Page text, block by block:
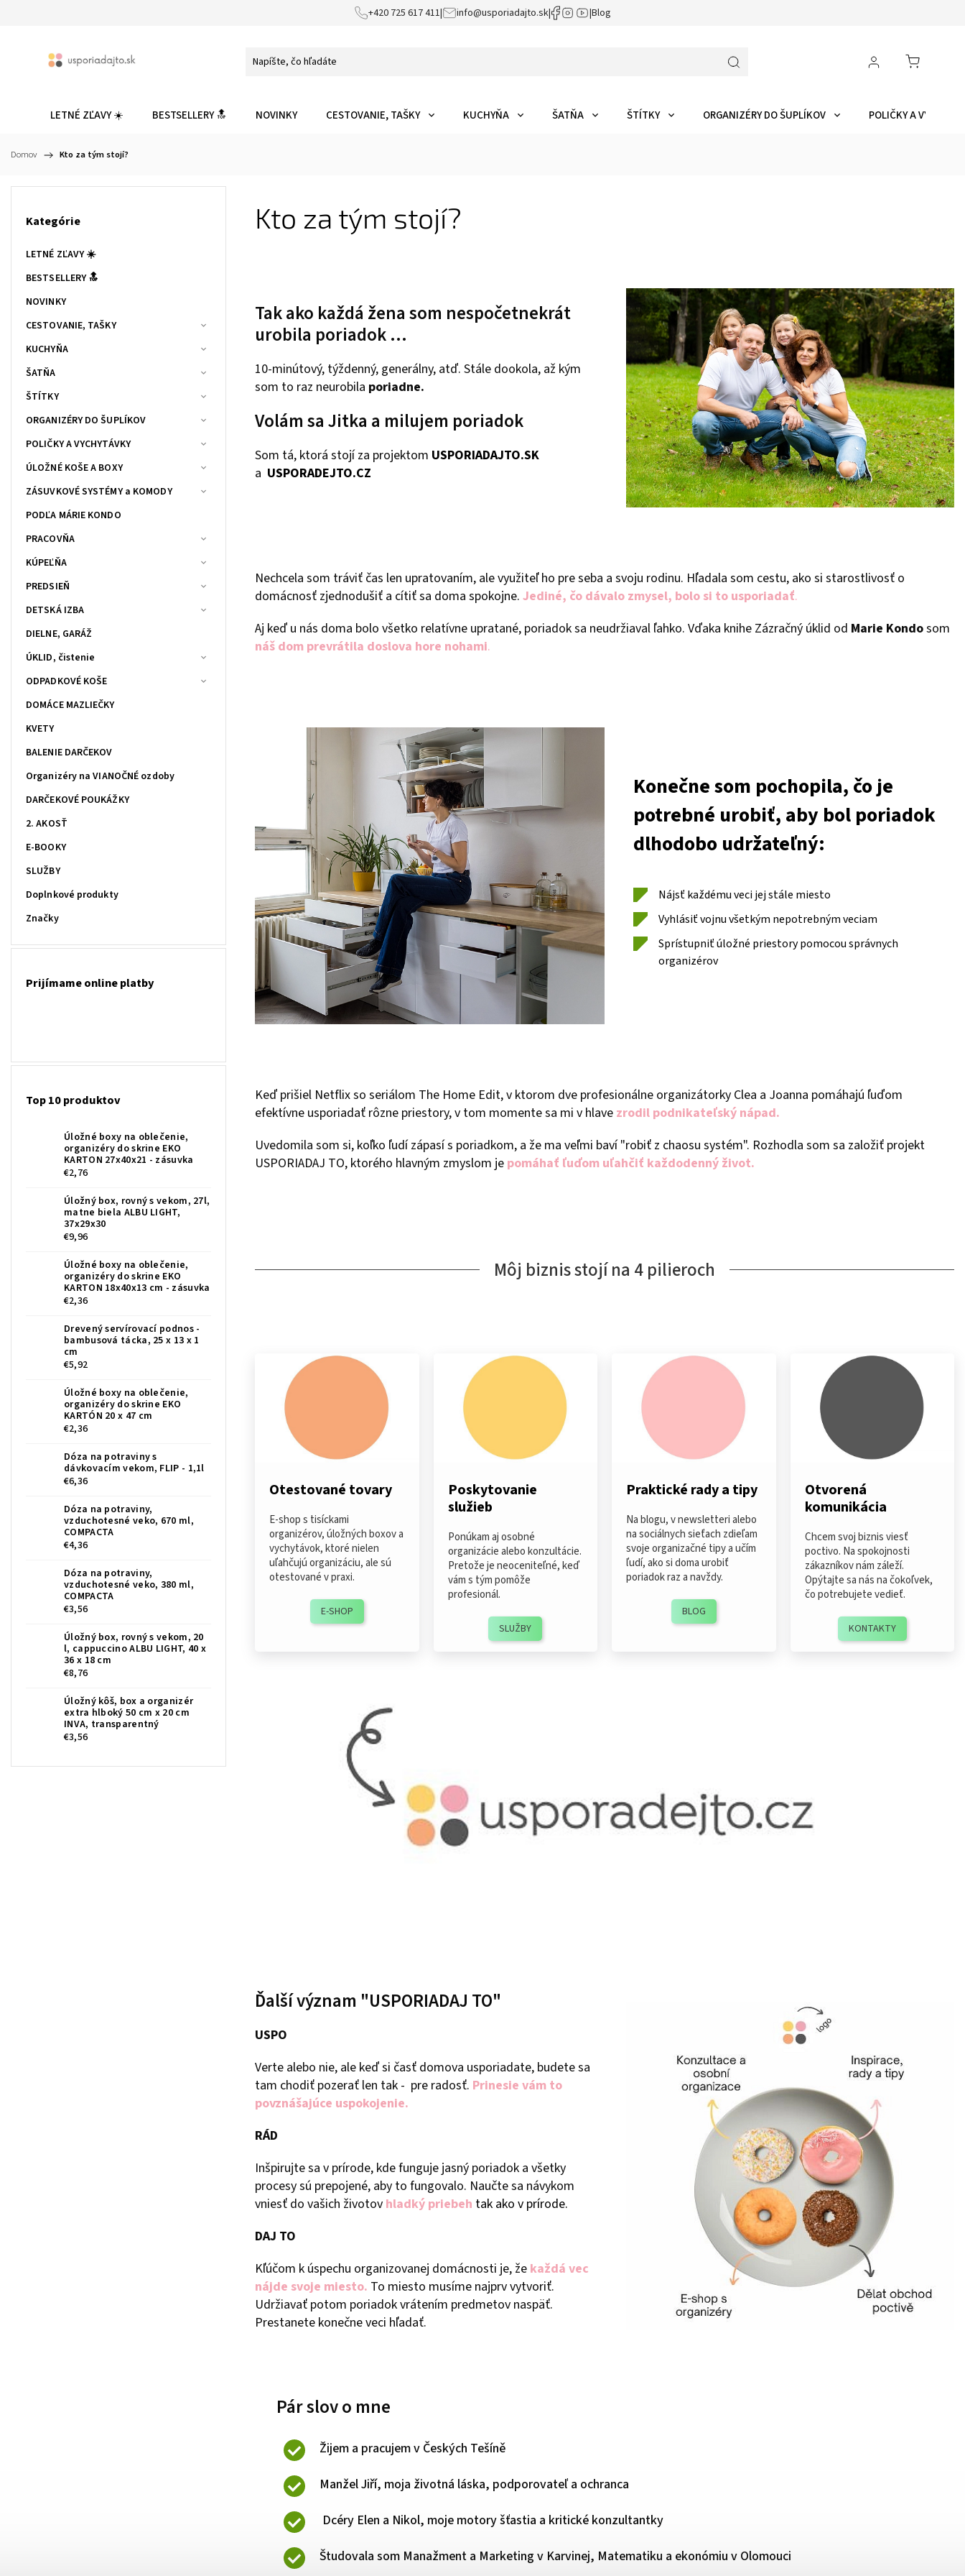
+420 725 617 411| info@usporiadajto.sk| |Blog
LETNÉ ZĽAVY ☀️ BESTSELLERY 🔝 NOVINKY CESTOVANIE, TAŠKY KUCHYŇA ŠATŇA ŠTÍTKY ORGANIZÉRY DO ŠUPLÍKOV POLIČKY A
Domov / Kto za tým stojí?
Kategórie
LETNÉ ZĽAVY ☀️
BESTSELLERY 🔝
NOVINKY
CESTOVANIE, TAŠKY
KUCHYŇA
ŠATŇA
ŠTÍTKY
ORGANIZÉRY DO ŠUPLÍKOV
POLIČKY A VYCHYTÁVKY
ÚLOŽNÉ KOŠE A BOXY
ZÁSUVKOVÉ SYSTÉMY a KOMODY
PODĽA MÁRIE KONDO
PRACOVŇA
KÚPEĽŇA
PREDSIEŇ
DETSKÁ IZBA
DIELNE, GARÁŽ
ÚKLID, čistenie
ODPADKOVÉ KOŠE
DOMÁCE MAZLIEČKY
KVETY
BALENIE DARČEKOV
Organizéry na VIANOČNÉ ozdoby
DARČEKOVÉ POUKÁŽKY
2. AKOSŤ
E-BOOKY
SLUŽBY
Doplnkové produkty
Značky
Prijímame online platby
Top 10 produktov
Úložné boxy na oblečenie,
organizéry do skrine EKO
KARTON 27x40x21 - zásuvka
€2,76
Úložný box, rovný s vekom, 27l,
matne biela ALBU LIGHT,
37x29x30
€9,96
Úložné boxy na oblečenie,
organizéry do skrine EKO
KARTON 18x40x13 cm - zásuvka
€2,36
Drevený servírovací podnos -
bambusová tácka, 25 x 13 x 1
cm
€5,92
Úložné boxy na oblečenie,
organizéry do skrine EKO
KARTÓN 20 x 47 cm
€2,36
Dóza na potraviny s
dávkovacím vekom, FLIP - 1,1l
€6,36
Dóza na potraviny,
vzduchotesné veko, 670 ml,
COMPACTA
€4,36
Dóza na potraviny,
vzduchotesné veko, 380 ml,
COMPACTA
€3,56
Úložný box, rovný s vekom, 20
l, cappuccino ALBU LIGHT, 40 x
36 x 18 cm
€8,76
Úložný kôš, box a organizér
extra hlboký 50 cm x 20 cm
INVA, transparentný
€3,56
Kto za tým stojí?
Tak ako každá žena som nespočetnekrát
urobila poriadok ...
10-minútový, týždenný, generálny, atď. Stále dookola, až kým
som to raz neurobila poriadne.
Volám sa Jitka a milujem poriadok
Som tá, ktorá stojí za projektom USPORIADAJTO.SK
a USPORADEJTO.CZ
Nechcela som tráviť čas len upratovaním, ale využiteľ ho pre seba a svoju rodinu. Hľadala som cestu, ako si starostlivosť o
domácnosť zjednodušiť a cítiť sa doma spokojne. Jediné, čo dávalo zmysel, bolo si to usporiadať.
Aj keď u nás doma bolo všetko relatívne upratané, poriadok sa neudržiaval ľahko. Vďaka knihe Zázračný úklid od Marie Kondosom
náš dom prevrátila doslova hore nohami.
Konečne som pochopila, čo je
potrebné urobiť, aby bol poriadok
dlhodobo udržateľný:
Nájsť každému veci jej stále miesto
Vyhlásiť vojnu všetkým nepotrebným veciam
Sprístupniť úložné priestory pomocou správnych
organizérov
Keď prišiel Netflix so seriálom The Home Edit, v ktorom dve profesionálne organizátorky Clea a Joanna pomáhajú ľuďom
efektívne usporiadať rôzne priestory, v tom momente sa mi v hlave zrodil podnikateľský nápad.
Uvedomila som si, koľko ľudí zápasí s poriadkom, a že ma veľmi baví "robiť z chaosu systém". Rozhodla som sa založiť projekt
USPORIADAJ TO, ktorého hlavným zmyslom je pomáhať ľuďom uľahčiť každodenný život.
Môj biznis stojí na 4 pilieroch
Otestované tovary
E-shop s tisíckami
organizérov, úložných boxov a
vychytávok, ktoré nielen
uľahčujú organizáciu, ale sú
otestované v praxi.
E-SHOP
Poskytovanie
služieb
Ponúkam aj osobné
organizácie alebo konzultácie.
Pretože je neoceniteľné, keď
vám s tým pomôže
profesionál.
SLUŽBY
Praktické rady a tipy
Na blogu, v newsletteri alebo
na sociálnych sieťach zdieľam
svoje organizačné tipy a učím
ľudí, ako si doma urobiť
poriadok raz a navždy.
BLOG
Otvorená
komunikácia
Chcem svoj biznis viesť
poctivo. Na spokojnosti
zákazníkov nám záleží.
Opýtajte sa nás na čokoľvek,
čo potrebujete vedieť.
KONTAKTY
Ďalší význam "USPORIADAJ TO"
USPO
Verte alebo nie, ale keď si časť domova usporiadate, budete sa
tam chodiť pozerať len tak - pre radosť. Prinesie vám to
povznášajúce uspokojenie.
RÁD
Inšpirujte sa v prírode, kde funguje jasný poriadok a všetky
procesy sú prepojené, aby to fungovalo. Naučte sa návykom
vniesť do vašich životov hladký priebeh tak ako v prírode.
DAJ TO
Kľúčom k úspechu organizovanej domácnosti je, že každá vec
nájde svoje miesto. To miesto musíme najprv vytvoriť.
Udržiavať potom poriadok vrátením predmetov naspäť.
Prestanete konečne veci hľadať.
Pár slov o mne
Žijem a pracujem v Českých Tešíně
Manžel Jiří, moja životná láska, podporovateľ a ochranca
Dcéry Elen a Nikol, moje motory šťastia a kritické konzultantky
Študovala som Manažment a Marketing v Karvinej, Matematiku a ekonómiu v Olomouci